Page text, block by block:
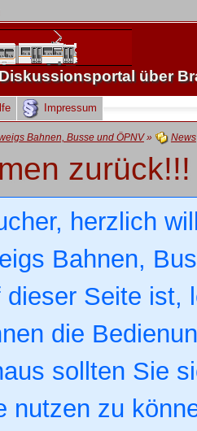
Diskussionsportal über
Impressum
Bahnen, Busse und ÖPNV» News
herzlich
Bahnen,
dieser Seite
die
sollten Sie
nutzen zu